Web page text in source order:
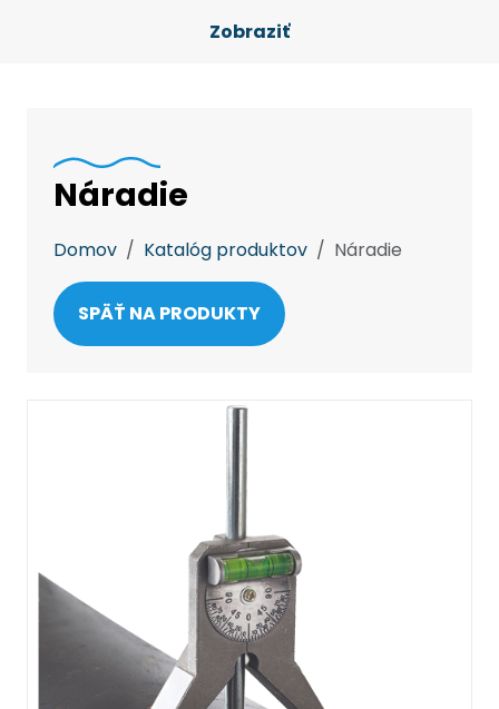
Zobraziť
Náradie
Domov Katalóg produktov Náradie
SPÄŤ NA PRODUKTY